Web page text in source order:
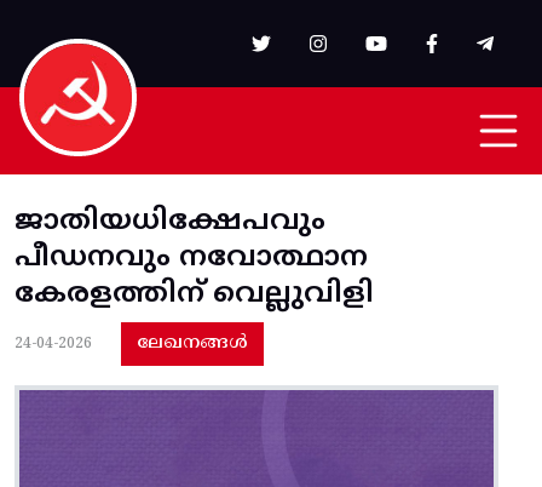
ജാതിയധിക്ഷേപവും
പീഡനവും നവോത്ഥാന
കേരളത്തിന് വെല്ലുവിളി
24-04-2026 ലേഖനങ്ങൾ